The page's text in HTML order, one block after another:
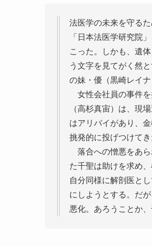
法医学の未来を守る
「日本法医学研究院
こった。しかも、遺
う文字を見てがく然
の妹・優（黒崎レイ
女性会社員の事件を
（高杉真宙）は、現
はアリバイがあり、
挑発的に投げつけて
落合への憎悪をあら
た千聖は助けを求め
自分同様に解剖医と
にしようとする。だ
悪化。あろうことか